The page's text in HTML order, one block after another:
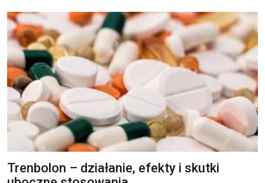
Trenbolon – działanie, efekty i skutki